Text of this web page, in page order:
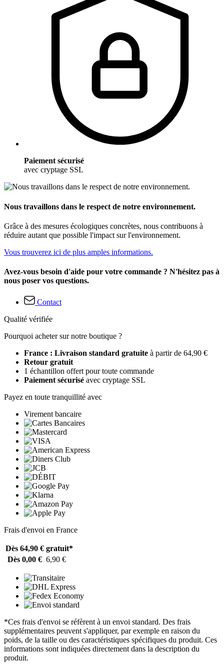
Paiement sécurisé
avec cryptage SSL
Nous travaillons dans le respect de notre environnement.
Grâce à des mesures écologiques concrètes, nous contribuons à
réduire autant que possible l'impact sur l'environnement.
Vous trouverez ici de plus amples informations.
Avez-vous besoin d'aide pour votre commande ? N'hésitez pas à
nous poser vos questions.
Contact
Qualité vérifiée
Pourquoi acheter sur notre boutique ?
France : Livraison standard gratuite à partir de 64,90 €
Retour gratuit
1 échantillon offert pour toute commande
Paiement sécurisé avec cryptage SSL
Payez en toute tranquillité avec
Virement bancaire
Frais d'envoi en France
Dès 64,90 € gratuit*
Dès 0,00 € 6,90 €
*Ces frais d'envoi se réfèrent à un envoi standard. Des frais
supplémentaires peuvent s'appliquer, par exemple en raison du
poids, de la taille ou des caractéristiques spécifiques du produit. Ces
informations sont indiquées directement dans la description du
produit.